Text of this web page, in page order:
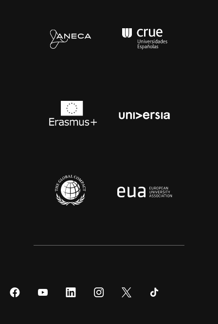
SíguenosSíguenos
SíguenosSíguenos Síguenos